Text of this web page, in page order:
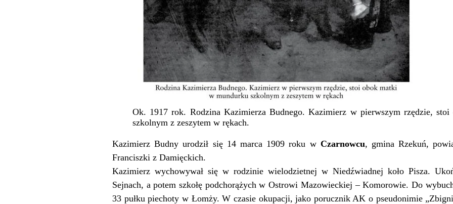
Ok. 1917 rok. Rodzina Kazimierza Budnego. Kazimierz w pierwszym rzędzie,
szkolnym z zeszytem w rękach.
Kazimierz Budny urodził się 14 marca 1909 roku w Czarnowcu, gmina Rzekuń,
Franciszki z Damięckich.
Kazimierz wychowywał się w rodzinie wielodzietnej w Niedźwiadnej koło Pisza.
Sejnach, a potem szkołę podchorążych w Ostrowi Mazowieckiej – Komorowie. Do
33 pułku piechoty w Łomży. W czasie okupacji, jako porucznik AK o pseudonimie